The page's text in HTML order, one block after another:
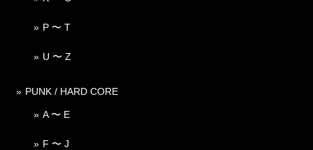
P 〜 T
U 〜 Z
PUNK / HARD CORE
A 〜 E
F 〜 J